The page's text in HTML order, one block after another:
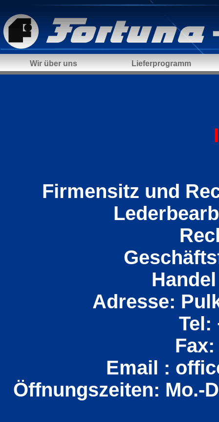
Wir über uns Lieferprogramm
Firmensitz und
Adresse:
Tel:
Fax:
Email :
Öffnungszeiten: Mo.-